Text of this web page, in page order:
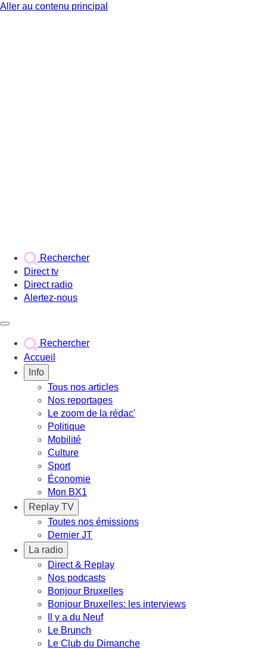
Aller au contenu principal
Rechercher
Direct tv
Direct radio
Alertez-nous
Rechercher
Accueil
Info
Tous nos articles
Nos reportages
Le zoom de la rédac'
Politique
Mobilité
Culture
Sport
Économie
Mon BX1
Replay TV
Toutes nos émissions
Dernier JT
La radio
Direct & Replay
Nos podcasts
Bonjour Bruxelles
Bonjour Bruxelles: les interviews
Il y a du Neuf
Le Brunch
Le Club du Dimanche